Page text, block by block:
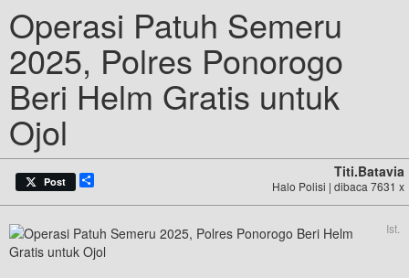
Operasi Patuh Semeru
2025, Polres Ponorogo
Beri Helm Gratis untuk
Ojol
Post
Titi.batavia
Halo Polisi | dibaca 7631 x
Ist.